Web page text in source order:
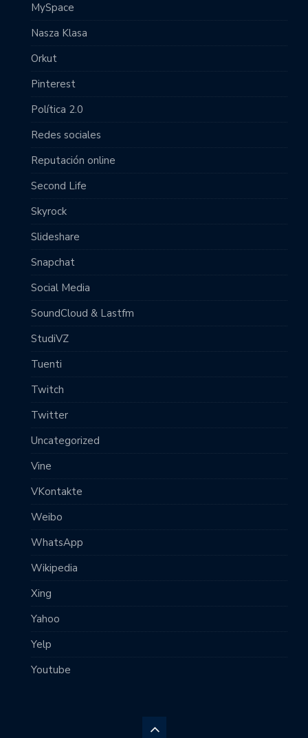
MySpace
Nasza Klasa
Orkut
Pinterest
Política 2.0
Redes sociales
Reputación online
Second Life
Skyrock
Slideshare
Snapchat
Social Media
SoundCloud & Lastfm
StudiVZ
Tuenti
Twitch
Twitter
Uncategorized
Vine
VKontakte
Weibo
WhatsApp
Wikipedia
Xing
Yahoo
Yelp
Youtube